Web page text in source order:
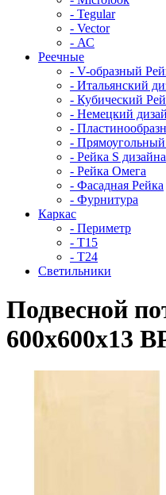
- Tegular
- Vector
- АС
Реечные
- V-образный
- Итальянский
- Кубический
- Немецкий
-
- Прямоугольный
- Рейка S дизайна
- Рейка Омега
- Фасадная Рейка
- Фурнитура
Каркас
- Периметр
- Т15
- Т24
Светильники
Подвесной
600x600x13